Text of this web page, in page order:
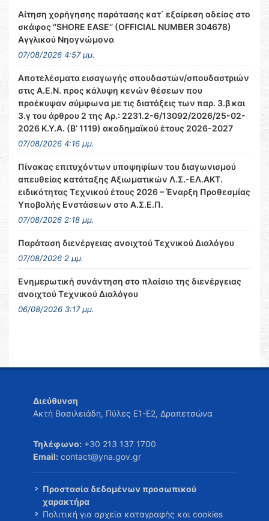
Αίτηση χορήγησης παράτασης κατ΄ εξαίρεση αδείας στο
σκάφος ‘’SHORE EASE’’ (OFFICIAL NUMBER 304678)
Αγγλικού Νηογνώμονα
07/08/2026 4:57 μμ.
Αποτελέσματα εισαγωγής σπουδαστών/σπουδαστριών
στις Α.Ε.Ν. προς κάλυψη κενών θέσεων που
προέκυψαν σύμφωνα με τις διατάξεις των παρ. 3.β και
3.γ του άρθρου 2 της Αρ.: 2231.2-6/13092/2026/25-02-
2026 Κ.Υ.Α. (Β’ 1119) ακαδημαϊκού έτους 2026-2027
07/08/2026 4:16 μμ.
Πίνακας επιτυχόντων υποψηφίων του διαγωνισμού
απευθείας κατάταξης Αξιωματικών Λ.Σ.-ΕΛ.ΑΚΤ.
ειδικότητας Τεχνικού έτους 2026 – Έναρξη Προθεσμίας
Υποβολής Ενστάσεων στο Α.Σ.Ε.Π.
07/08/2026 2:18 μμ.
Παράταση διενέργειας ανοιχτού Τεχνικού Διαλόγου
07/08/2026 2 μμ.
Ενημερωτική συνάντηση στο πλαίσιο της διενέργειας
ανοιχτού Τεχνικού Διαλόγου
06/08/2026 3:17 μμ.
Διεύθυνση
Ακτή Βασιλειάδη, Πύλες Ε1-Ε2, Δραπετσώνα
Τηλέφωνο: +30 213 137 1700
Email: contact@yna.gov.gr
Προστασία δεδομένων προσωπικού
χαρακτήρα
Πολιτική για αρχεία καταγραφής και cookies